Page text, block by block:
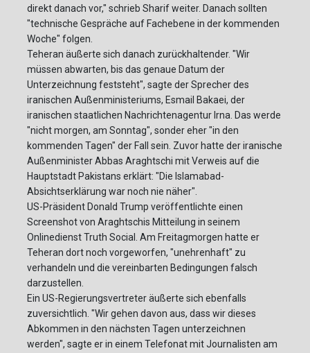
direkt danach vor," schrieb Sharif weiter. Danach sollten
"technische Gespräche auf Fachebene in der kommenden
Woche" folgen.
Teheran äußerte sich danach zurückhaltender. "Wir
müssen abwarten, bis das genaue Datum der
Unterzeichnung feststeht", sagte der Sprecher des
iranischen Außenministeriums, Esmail Bakaei, der
iranischen staatlichen Nachrichtenagentur Irna. Das werde
"nicht morgen, am Sonntag", sonder eher "in den
kommenden Tagen" der Fall sein. Zuvor hatte der iranische
Außenminister Abbas Araghtschi mit Verweis auf die
Hauptstadt Pakistans erklärt: "Die Islamabad-
Absichtserklärung war noch nie näher".
US-Präsident Donald Trump veröffentlichte einen
Screenshot von Araghtschis Mitteilung in seinem
Onlinedienst Truth Social. Am Freitagmorgen hatte er
Teheran dort noch vorgeworfen, "unehrenhaft" zu
verhandeln und die vereinbarten Bedingungen falsch
darzustellen.
Ein US-Regierungsvertreter äußerte sich ebenfalls
zuversichtlich. "Wir gehen davon aus, dass wir dieses
Abkommen in den nächsten Tagen unterzeichnen
werden", sagte er in einem Telefonat mit Journalisten am